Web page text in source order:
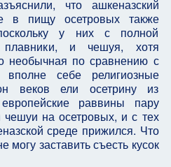
что ашкеназский
в пищу осетровых также
у них с полной
и чешуя, хотя
необычная по сравнению с
себе религиозные
веков ели осетрину из
раввины пару
чешуи на осетровых, и с тех
среде прижился. Что
могу заставить съесть кусок